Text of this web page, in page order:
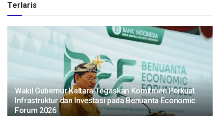
Terlaris
Wakil Gubernur Kaltara Tegaskan Komitmen Perkuat
Infrastruktur dan Investasi pada Benuanta Economic
Forum 2026